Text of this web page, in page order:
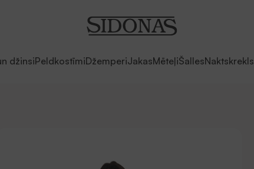
džinsiPeldkostīmiDžemperiJakasMēteļiŠallesNaktskrekls